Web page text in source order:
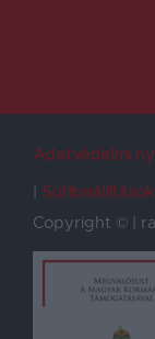
Adatvédelmi
Sütibeállítások
Copyright © |